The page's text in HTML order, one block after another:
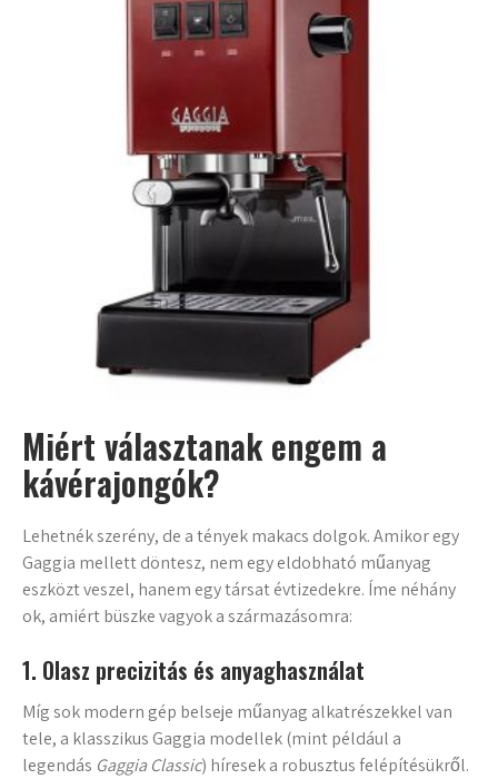
Miért választanak engem a
kávérajongók?
Lehetnék szerény, de a tények makacs dolgok. Amikor egy
Gaggia mellett döntesz, nem egy eldobható műanyag
eszközt veszel, hanem egy társat évtizedekre. Íme néhány
ok, amiért büszke vagyok a származásomra:
1. Olasz precizitás és anyaghasználat
Míg sok modern gép belseje műanyag alkatrészekkel van
tele, a klasszikus Gaggia modellek (mint például a
legendás Gaggia Classic) híresek a robusztus felépítésükről.